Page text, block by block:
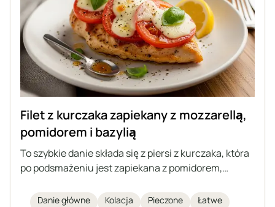
Filet z kurczaka zapiekany z mozzarellą,
pomidorem i bazylią
To szybkie danie składa się z piersi z kurczaka, która
po podsmażeniu jest zapiekana z pomidorem,
świetny wybór na lunch lub obiad.
Danie główne Kolacja Pieczone
Łatwe